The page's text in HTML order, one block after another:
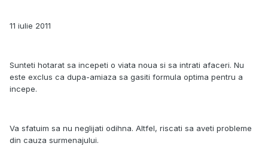
11 iulie 2011
Sunteti hotarat sa incepeti o viata noua si sa intrati afaceri. Nu
este exclus ca dupa-amiaza sa gasiti formula optima pentru a
incepe.
Va sfatuim sa nu neglijati odihna. Altfel, riscati sa aveti probleme
din cauza surmenajului.